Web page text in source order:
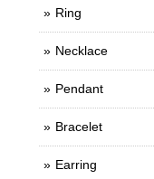
Ring
Necklace
Pendant
Bracelet
Earring